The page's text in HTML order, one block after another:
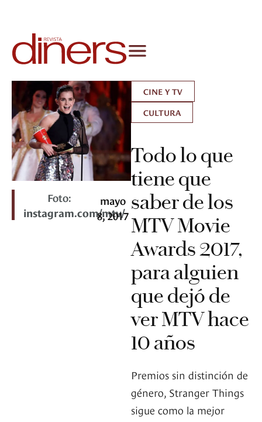
Foto:
instagram.com/mtv/
mayo
8, 2017
CINE Y TV
CULTURA
Todo lo que
tiene que
saber de los
MTV Movie
Awards 2017,
para alguien
que dejó de
ver MTV hace
10 años
Premios sin distinción de
género, Stranger Things
sigue como la mejor